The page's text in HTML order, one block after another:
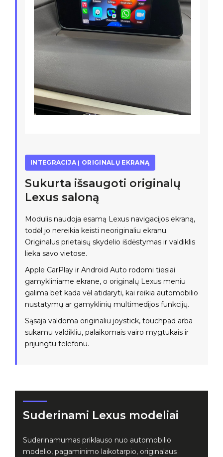
INTEGRACIJA Į ORIGINALŲ EKRANĄ
Sukurta išsaugoti originalų
Lexus saloną
Modulis naudoja esamą Lexus navigacijos ekraną,
todėl jo nereikia keisti neoriginaliu ekranu.
Originalus prietaisų skydelio išdėstymas ir valdiklis
lieka savo vietose.
Apple CarPlay ir Android Auto rodomi tiesiai
gamykliniame ekrane, o originalų Lexus meniu
galima bet kada vėl atidaryti, kai reikia automobilio
nustatymų ar gamyklinių multimedijos funkcijų.
Sąsaja valdoma originaliu joystick, touchpad arba
sukamu valdikliu, palaikomais vairo mygtukais ir
prijungtu telefonu.
Suderinami Lexus modeliai
Suderinamumas priklauso nuo automobilio
modelio, pagaminimo laikotarpio, originalaus